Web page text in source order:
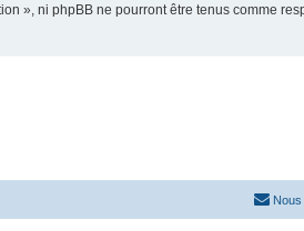
», ni phpBB ne pourront être tenus comme